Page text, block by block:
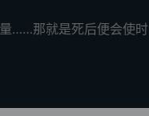
那就是死后便会使时